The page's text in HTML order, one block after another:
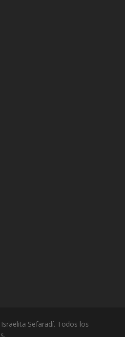
Sefaradí. Todos los